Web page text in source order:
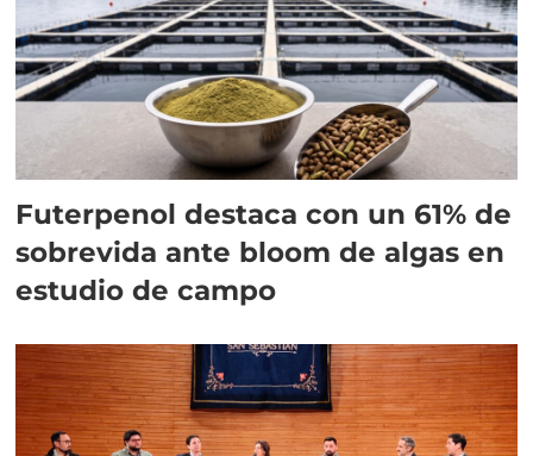
Futerpenol destaca con un 61% de
sobrevida ante bloom de algas en
estudio de campo